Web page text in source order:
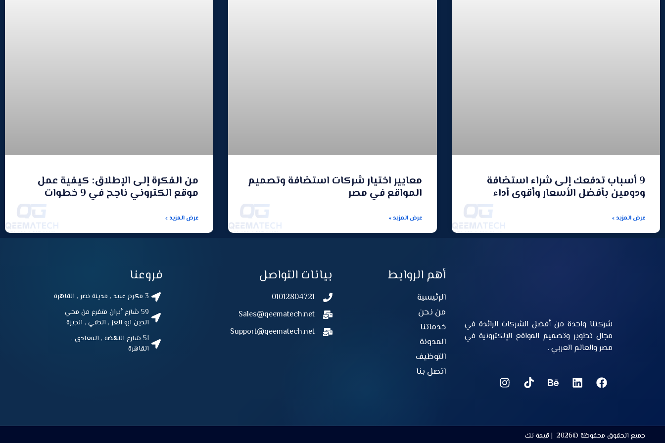
9 أسباب تدفعك إلى شراء استضافة
ودومين بأفضل الأسعار وأقوى أداء
عرض المزيد »
معايير اختيار شركات استضافة وتصميم
المواقع في مصر
عرض المزيد »
من الفكرة إلى الإطلاق: كيفية عمل
موقع الكتروني ناجح في 9 خطوات
عرض المزيد »
شركتنا واحدة من أفضل الشركات الرائدة في
مجال تطوير وتصميم المواقع الإلكترونية في
مصر والعالم العربي .
أهم الروابط
الرئيسية
من نحن
خدماتنا
المدونة
التوظيف
اتصل بنا
بيانات التواصل
01012804721
Sales@qeematech.net
Support@qeematech.net
فروعنا
3 مكرم عبيد , مدينة نصر , القاهرة
59 شارع أيران متفرع من محي
الدين ابو العز , الدقي , الجيزة
51 شارع النهضه , المعادي ,
القاهرة
جميع الحقوق محفوظة ©2026 | قيمة تك